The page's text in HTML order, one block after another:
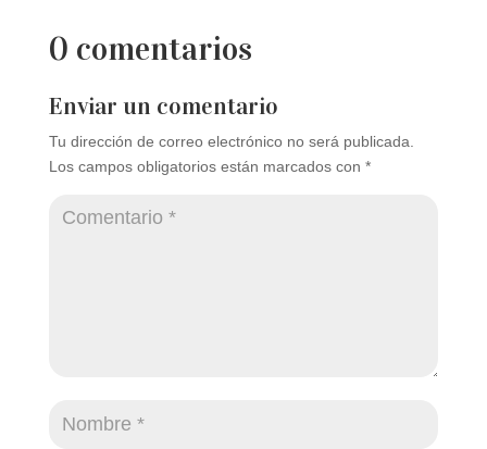
0 comentarios
Enviar un comentario
Tu dirección de correo electrónico no será publicada.
Los campos obligatorios están marcados con *